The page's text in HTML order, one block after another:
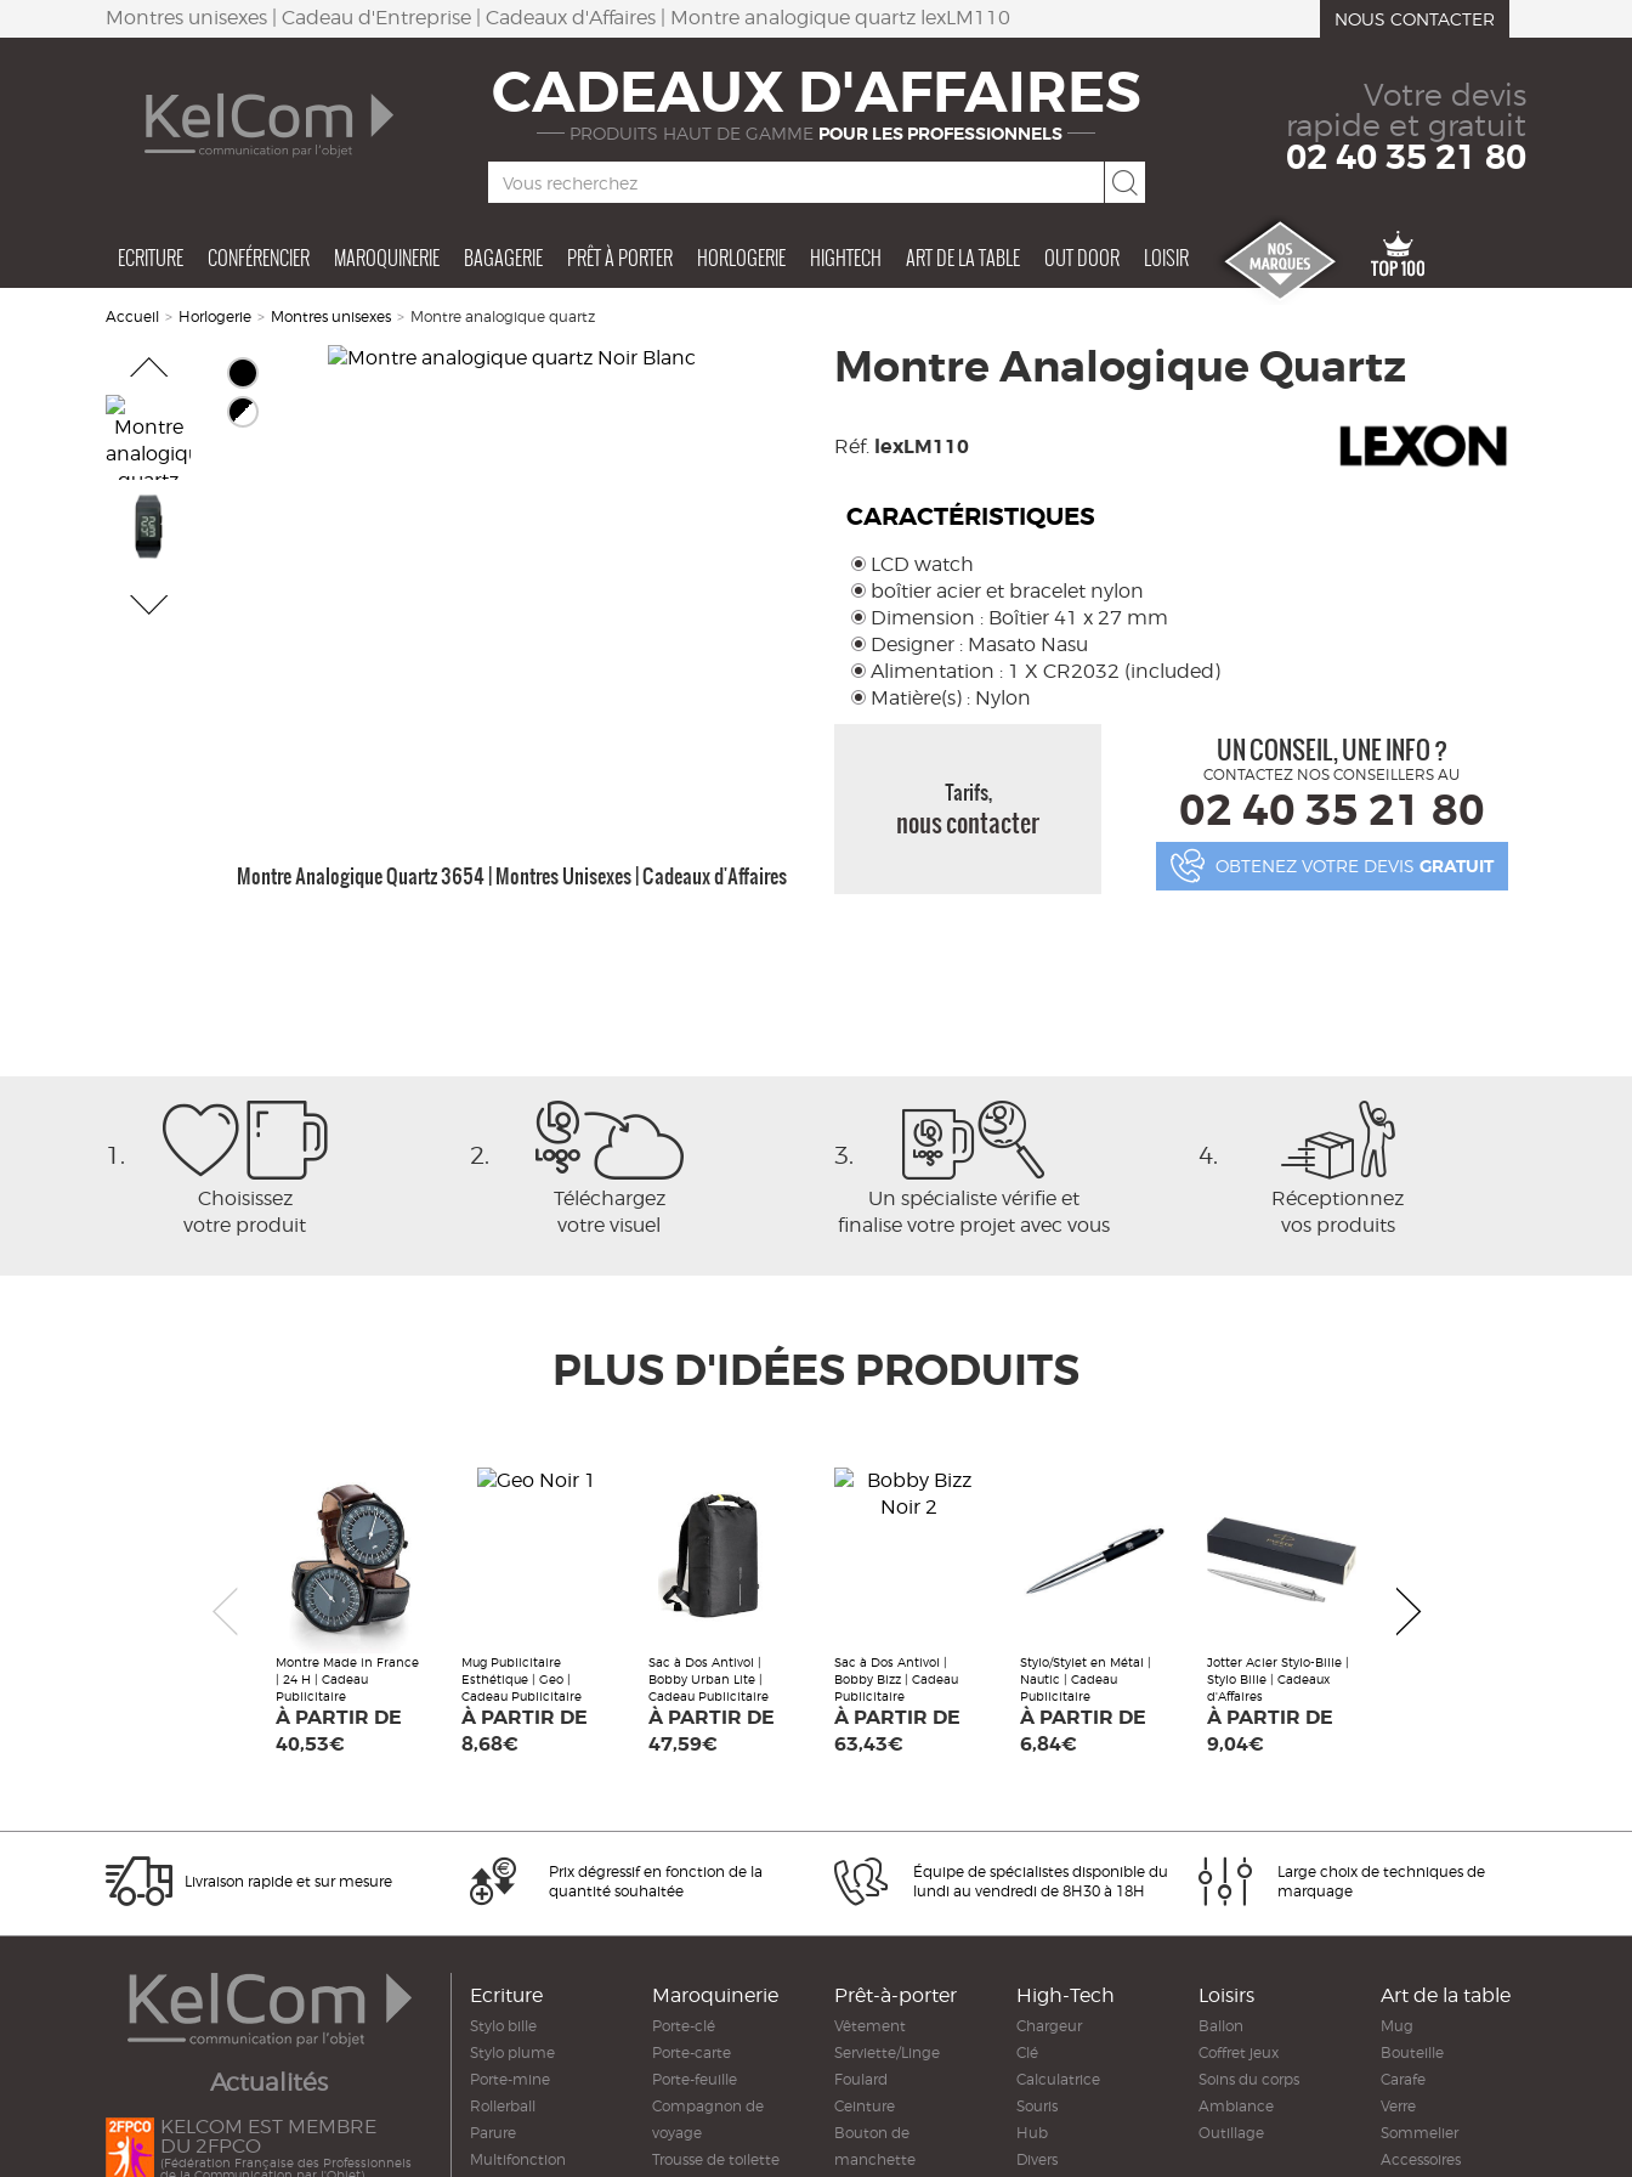
Montres unisexes | Cadeau d'Entreprise | Cadeaux d'Affaires | Montre analogique quartz lexLM110 NOUS CONTACTER
CADEAUX D'AFFAIRES
PRODUITS HAUT DE GAMME POUR LES PROFESSIONNELS
Votre devis
rapide et gratuit
02 40 35 21 80
ECRITURE CONFÉRENCIER MAROQUINERIE BAGAGERIE PRÊT À PORTER HORLOGERIE HIGHTECH ART DE LA TABLE OUT DOOR LOISIR
Accueil > Horlogerie > Montres unisexes > Montre analogique quartz
Montre Analogique Quartz 3654 | Montres Unisexes | Cadeaux d'Affaires
Montre Analogique Quartz
Réf. lexLM110
CARACTÉRISTIQUES
LCD watch
boîtier acier et bracelet nylon
Dimension : Boîtier 41 x 27 mm
Designer : Masato Nasu
Alimentation : 1 X CR2032 (included)
Matière(s) : Nylon
Tarifs,
nous contacter
UN CONSEIL, UNE INFO ?
CONTACTEZ NOS CONSEILLERS AU
02 40 35 21 80
OBTENEZ VOTRE DEVIS GRATUIT
1.
Choisissez
votre produit
2.
Téléchargez
votre visuel
3.
Un spécialiste vérifie et
finalise votre projet avec vous
4.
Réceptionnez
vos produits
PLUS D'IDÉES PRODUITS
Montre Made in France
| 24 H | Cadeau
Publicitaire
À PARTIR DE
40,53€
Mug Publicitaire
Esthétique | Geo |
Cadeau Publicitaire
À PARTIR DE
8,68€
Sac à Dos Antivol |
Bobby Urban Lite |
Cadeau Publicitaire
À PARTIR DE
47,59€
Sac à Dos Antivol |
Bobby Bizz | Cadeau
Publicitaire
À PARTIR DE
63,43€
Stylo/Stylet en Métal |
Nautic | Cadeau
Publicitaire
À PARTIR DE
6,84€
Jotter Acier Stylo-Bille |
Stylo Bille | Cadeaux
d'Affaires
À PARTIR DE
9,04€
Livraison rapide et sur mesure
Prix dégressif en fonction de la
quantité souhaitée
Équipe de spécialistes disponible du
lundi au vendredi de 8H30 à 18H
Large choix de techniques de
marquage
Actualités
KELCOM EST MEMBRE
DU 2FPCO
(Fédération Française des Professionnels
de la Communication par l'Objet)
Ecriture
Stylo bille
Stylo plume
Porte-mine
Rollerball
Parure
Multifonction
Maroquinerie
Porte-clé
Porte-carte
Porte-feuille
Compagnon de
voyage
Trousse de toilette
Prêt-à-porter
Vêtement
Serviette/Linge
Foulard
Ceinture
Bouton de
manchette
High-Tech
Chargeur
Clé
Calculatrice
Souris
Hub
Divers
Loisirs
Ballon
Coffret jeux
Soins du corps
Ambiance
Outillage
Art de la table
Mug
Bouteille
Carafe
Verre
Sommelier
Accessoires